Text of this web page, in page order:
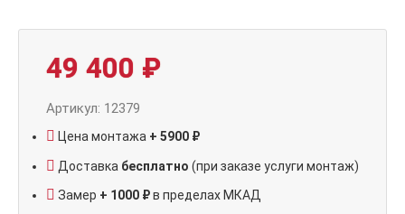
49 400 ₽
Артикул: 12379
Цена монтажа + 5900 ₽
Доставка бесплатно (при заказе услуги монтаж)
Замер + 1000 ₽в пределах МКАД